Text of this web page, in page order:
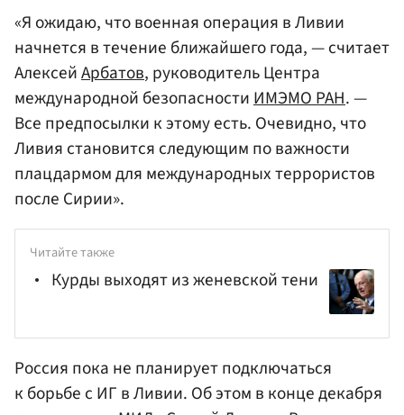
«Я ожидаю, что военная операция в Ливии
начнется в течение ближайшего года, — считает
АлексейАрбатов, руководитель Центра
международной безопасностиИМЭМО РАН. —
Все предпосылки к этому есть. Очевидно, что
Ливия становится следующим по важности
плацдармом для международных террористов
после Сирии».
Читайте также
Курды выходят из женевской тени
Россия пока не планирует подключаться
к борьбе с ИГ в Ливии. Об этом в конце декабря